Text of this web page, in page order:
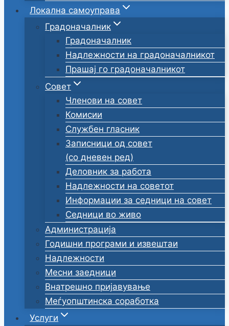
Локална самоуправа
Градоначалник
Градоначалник
Надлежности на градоначалникот
Прашај го градоначалникот
Совет
Членови на совет
Комисии
Службен гласник
Записници од совет
(со дневен ред)
Деловник за работа
Надлежности на советот
Информации за седници на совет
Седници во живо
Администрација
Годишни програми и извештаи
Надлежности
Месни заедници
Внатрешно пријавување
Меѓуопштинска соработка
Услуги